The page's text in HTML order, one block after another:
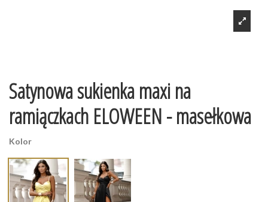
Satynowa sukienka maxi na
ramiączkach ELOWEEN - masełkowa
Kolor